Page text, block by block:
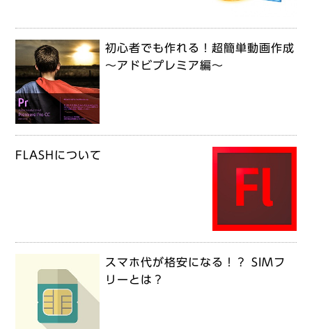
初心者でも作れる！超簡単動画作成
～アドビプレミア編～
FLASHについて
スマホ代が格安になる！？ SIMフ
リーとは？